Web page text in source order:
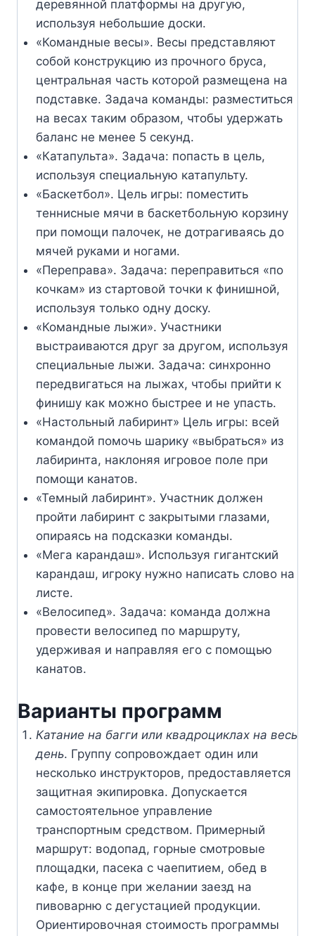
деревянной платформы на другую,
используя небольшие доски.
«Командные весы». Весы представляют
собой конструкцию из прочного бруса,
центральная часть которой размещена на
подставке. Задача команды: разместиться
на весах таким образом, чтобы удержать
баланс не менее 5 секунд.
«Катапульта». Задача: попасть в цель,
используя специальную катапульту.
«Баскетбол». Цель игры: поместить
теннисные мячи в баскетбольную корзину
при помощи палочек, не дотрагиваясь до
мячей руками и ногами.
«Переправа». Задача: переправиться «по
кочкам» из стартовой точки к финишной,
используя только одну доску.
«Командные лыжи». Участники
выстраиваются друг за другом, используя
специальные лыжи. Задача: синхронно
передвигаться на лыжах, чтобы прийти к
финишу как можно быстрее и не упасть.
«Настольный лабиринт» Цель игры: всей
командой помочь шарику «выбраться» из
лабиринта, наклоняя игровое поле при
помощи канатов.
«Темный лабиринт». Участник должен
пройти лабиринт с закрытыми глазами,
опираясь на подсказки команды.
«Мега карандаш». Используя гигантский
карандаш, игроку нужно написать слово на
листе.
«Велосипед». Задача: команда должна
провести велосипед по маршруту,
удерживая и направляя его с помощью
канатов.
Варианты программ
Катание на багги или квадроциклах на весь
день. Группу сопровождает один или
несколько инструкторов, предоставляется
защитная экипировка. Допускается
самостоятельное управление
транспортным средством. Примерный
маршрут: водопад, горные смотровые
площадки, пасека с чаепитием, обед в
кафе, в конце при желании заезд на
пивоварню с дегустацией продукции.
Ориентировочная стоимость программы